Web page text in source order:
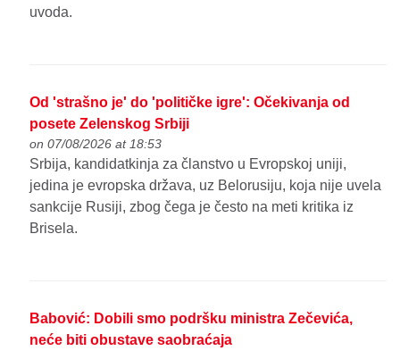
uvoda.
Od 'strašno je' do 'političke igre': Očekivanja od
posete Zelenskog Srbiji
on 07/08/2026 at 18:53
Srbija, kandidatkinja za članstvo u Evropskoj uniji,
jedina je evropska država, uz Belorusiju, koja nije uvela
sankcije Rusiji, zbog čega je često na meti kritika iz
Brisela.
Babović: Dobili smo podršku ministra Zečevića,
neće biti obustave saobraćaja